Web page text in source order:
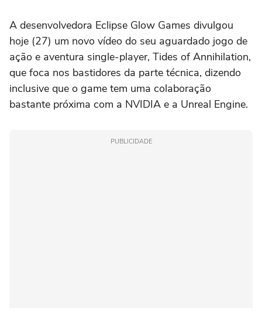
A desenvolvedora Eclipse Glow Games divulgou
hoje (27) um novo vídeo do seu aguardado jogo de
ação e aventura single-player, Tides of Annihilation,
que foca nos bastidores da parte técnica, dizendo
inclusive que o game tem uma colaboração
bastante próxima com a NVIDIA e a Unreal Engine.
PUBLICIDADE